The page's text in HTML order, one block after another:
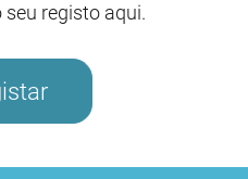
registo aqui.